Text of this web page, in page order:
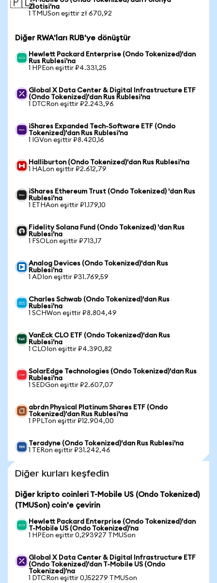
🇵🇱Zlotisi'na
1 TMUSon eşittir zł 670,92
Diğer RWA'ları RUB'ye dönüştür
Hewlett Packard Enterprise (Ondo Tokenized)'dan
Rus Rublesi'na
1 HPEon eşittir ₽4.331,25
Global X Data Center & Digital Infrastructure ETF
(Ondo Tokenized)'dan Rus Rublesi'na
1 DTCRon eşittir ₽2.243,96
iShares Expanded Tech-Software ETF (Ondo
Tokenized)'dan Rus Rublesi'na
1 IGVon eşittir ₽8.420,16
Halliburton (Ondo Tokenized)'dan Rus Rublesi'na
1 HALon eşittir ₽2.612,79
iShares Ethereum Trust (Ondo Tokenized) 'dan Rus
Rublesi'na
1 ETHAon eşittir ₽1.179,10
Fidelity Solana Fund (Ondo Tokenized) 'dan Rus
Rublesi'na
1 FSOLon eşittir ₽713,17
Analog Devices (Ondo Tokenized)'dan Rus
Rublesi'na
1 ADIon eşittir ₽31.769,59
Charles Schwab (Ondo Tokenized)'dan Rus
Rublesi'na
1 SCHWon eşittir ₽8.804,49
VanEck CLO ETF (Ondo Tokenized)'dan Rus
Rublesi'na
1 CLOIon eşittir ₽4.390,82
SolarEdge Technologies (Ondo Tokenized)'dan Rus
Rublesi'na
1 SEDGon eşittir ₽2.607,07
abrdn Physical Platinum Shares ETF (Ondo
Tokenized)'dan Rus Rublesi'na
1 PPLTon eşittir ₽12.904,00
Teradyne (Ondo Tokenized)'dan Rus Rublesi'na
1 TERon eşittir ₽31.242,46
Diğer kurları keşfedin
Diğer kripto coinleri T-Mobile US (Ondo Tokenized)
(TMUSon) coin'e çevirin
Hewlett Packard Enterprise (Ondo Tokenized)'dan
T-Mobile US (Ondo Tokenized)'na
1 HPEon eşittir 0,293927 TMUSon
Global X Data Center & Digital Infrastructure ETF
(Ondo Tokenized)'dan T-Mobile US (Ondo
Tokenized)'na
1 DTCRon eşittir 0,152279 TMUSon